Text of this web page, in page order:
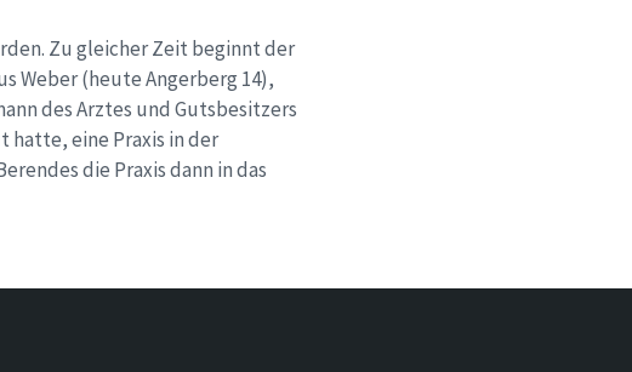
Zu gleicher Zeit beginnt der
Weber (heute Angerberg 14),
des Arztes und Gutsbesitzers
hatte, eine Praxis in der
die Praxis dann in das